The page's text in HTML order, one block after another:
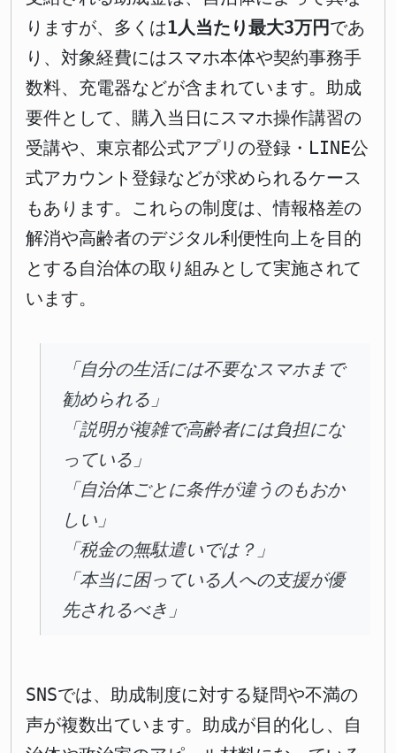
りますが、多くは1人当たり最大3万円であ
り、対象経費にはスマホ本体や契約事務手
数料、充電器などが含まれています。助成
要件として、購入当日にスマホ操作講習の
受講や、東京都公式アプリの登録・LINE公
式アカウント登録などが求められるケース
もあります。これらの制度は、情報格差の
解消や高齢者のデジタル利便性向上を目的
とする自治体の取り組みとして実施されて
います。
「自分の生活には不要なスマホまで
勧められる」
「説明が複雑で高齢者には負担にな
っている」
「自治体ごとに条件が違うのもおか
しい」
「税金の無駄遣いでは？」
「本当に困っている人への支援が優
先されるべき」
SNSでは、助成制度に対する疑問や不満の
声が複数出ています。助成が目的化し、自